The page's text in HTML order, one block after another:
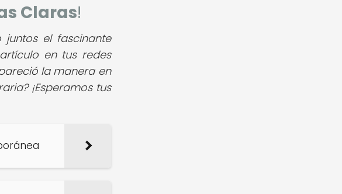
Claras!
el fascinante
en tus redes
la manera en
¡Esperamos tus